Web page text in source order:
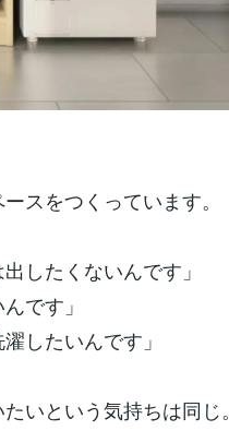
スをつくっています。
したくないんです」
です」
したいんです」
いという気持ちは同じ。